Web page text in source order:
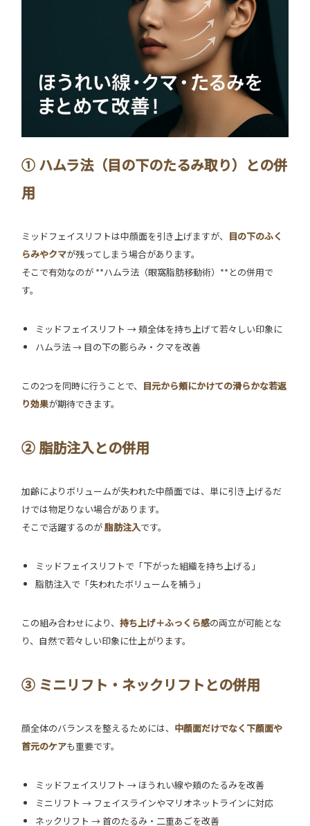
① ハムラ法（目の下のたるみ取り）との併
用
ミッドフェイスリフトは中顔面を引き上げますが、 目の下のふく
らみやクマが残ってしまう場合があります。
そこで有効なのが **ハムラ法（眼窩脂肪移動術）**との併用で
す。
ミッドフェイスリフト → 頬全体を持ち上げて若々しい印象に
ハムラ法 → 目の下の膨らみ・クマを改善
この2つを同時に行うことで、 目元から頬にかけての滑らかな若返
り効果が期待できます。
② 脂肪注入との併用
加齢によりボリュームが失われた中顔面では、単に引き上げるだ
けでは物足りない場合があります。
そこで活躍するのが脂肪注入です。
ミッドフェイスリフトで「下がった組織を持ち上げる」
脂肪注入で「失われたボリュームを補う」
この組み合わせにより、持ち上げ＋ふっくら感の両立が可能とな
り、自然で若々しい印象に仕上がります。
③ ミニリフト・ネックリフトとの併用
顔全体のバランスを整えるためには、 中顔面だけでなく下顔面や
首元のケアも重要です。
ミッドフェイスリフト → ほうれい線や頬のたるみを改善
ミニリフト → フェイスラインやマリオネットラインに対応
ネックリフト → 首のたるみ・二重あごを改善